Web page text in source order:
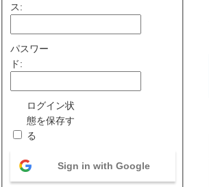
ス:
パスワー
ド:
ログイン状
態を保存す
る
Sign in with Google